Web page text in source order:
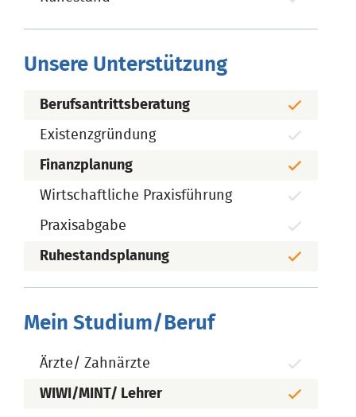
Unsere Unterstützung
Berufsantrittsberatung
Existenzgründung
Finanzplanung
Wirtschaftliche Praxisführung
Praxisabgabe
Ruhestandsplanung
Mein Studium/Beruf
Ärzte/ Zahnärzte
WIWI/MINT/ Lehrer